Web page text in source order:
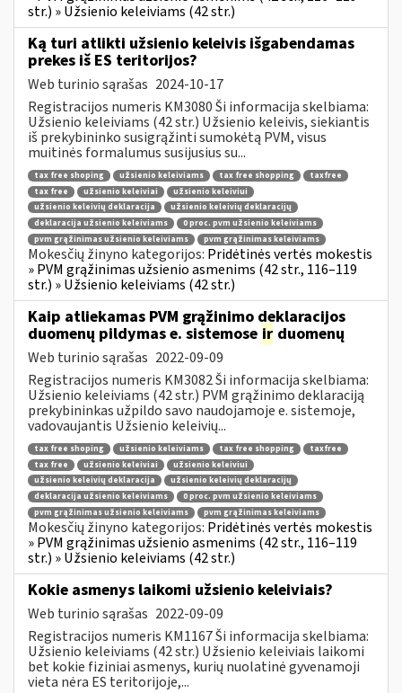
str.) » Užsienio keleiviams (42 str.)
Ką turi atlikti užsienio keleivis išgabendamas
prekes iš ES teritorijos?
Web turinio sąrašas 2024-10-17
Registracijos numeris KM3080 Ši informacija skelbiama:
Užsienio keleiviams (42 str.) Užsienio keleivis, siekiantis
iš prekybininko susigrąžinti sumokėtą PVM, visus
muitinės formalumus susijusius su...
tax free shoping užsienio keleiviams tax free shopping
taxfree
tax free
užsienio keleiviai
užsienio keleiviui
užsienio keleivių deklaracija
užsienio keleivių deklaracijų
deklaracija užsienio keleiviams
0 proc. pvm užsienio keleiviams
pvm grąžinimas užsienio keleiviams
pvm grąžinimas keleiviams
Mokesčių žinyno kategorijos: Pridėtinės vertės mokestis
» PVM grąžinimas užsienio asmenims (42 str., 116–119
str.) » Užsienio keleiviams (42 str.)
Kaip atliekamas PVM grąžinimo deklaracijos
duomenų pildymas e. sistemose ir duomenų
Web turinio sąrašas 2022-09-09
Registracijos numeris KM3082 Ši informacija skelbiama:
Užsienio keleiviams (42 str.) PVM grąžinimo deklaraciją
prekybininkas užpildo savo naudojamoje e. sistemoje,
vadovaujantis Užsienio keleivių...
tax free shoping užsienio keleiviams tax free shopping
taxfree
tax free
užsienio keleiviai
užsienio keleiviui
užsienio keleivių deklaracija
užsienio keleivių deklaracijų
deklaracija užsienio keleiviams
0 proc. pvm užsienio keleiviams
pvm grąžinimas užsienio keleiviams
pvm grąžinimas keleiviams
Mokesčių žinyno kategorijos: Pridėtinės vertės mokestis
» PVM grąžinimas užsienio asmenims (42 str., 116–119
str.) » Užsienio keleiviams (42 str.)
Kokie asmenys laikomi užsienio keleiviais?
Web turinio sąrašas 2022-09-09
Registracijos numeris KM1167 Ši informacija skelbiama:
Užsienio keleiviams (42 str.) Užsienio keleiviais laikomi
bet kokie fiziniai asmenys, kurių nuolatinė gyvenamoji
vieta nėra ES teritorijoje,...